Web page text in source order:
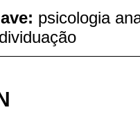
psicologia